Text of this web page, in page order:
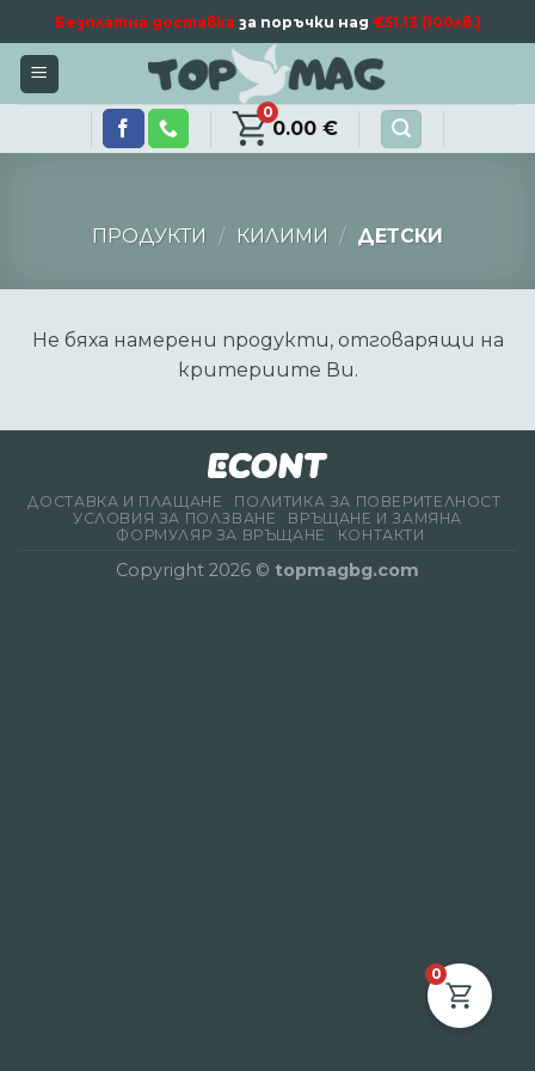
to
content
Безплатна доставка за поръчки над €51.13 (100лв.)
0
0.00€
ПРОДУКТИ / КИЛИМИ / ДЕТСКИ
Не бяха намерени продукти, отговарящи на
критериите Ви.
ДОСТАВКА И ПЛАЩАНЕ
ПОЛИТИКА ЗА ПОВЕРИТЕЛНОСТ
УСЛОВИЯ ЗА ПОЛЗВАНЕ
ВРЪЩАНЕ И ЗАМЯНА
ФОРМУЛЯР ЗА ВРЪЩАНЕ
КОНТАКТИ
Copyright 2026 © topmagbg.com
0